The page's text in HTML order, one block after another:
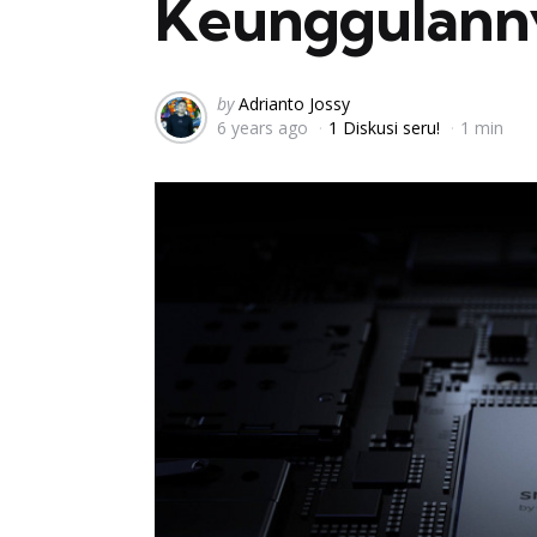
Posted
by
by Adrianto Jossy
6 years ago
1 Diskusi seru! 1 min